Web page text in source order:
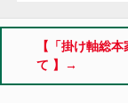
【「掛け軸総
て 】→